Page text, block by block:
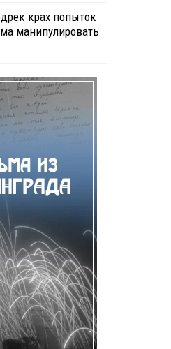
крах попыток
манипулировать